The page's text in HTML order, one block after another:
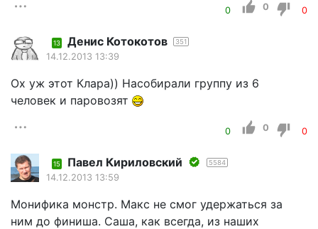
0 0 0
13 Денис Котокотов 351
14.12.2013 13:39
Ох уж этот Клара)) Насобирали группу из 6
человек и паровозят
0 0 0
15 Павел Кириловский 5584
14.12.2013 13:59
Монифика монстр. Макс не смог удержаться за
ним до финиша. Саша, как всегда, из наших